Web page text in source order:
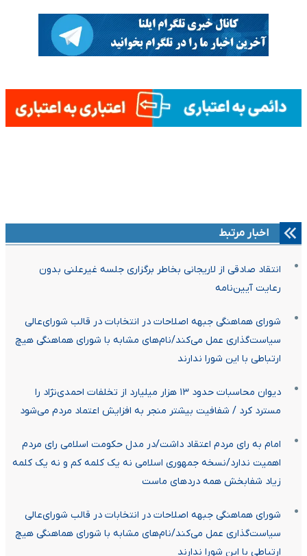
اخبار مرتبط
انتقاد صادقی از لاریجانی بخاطر برگزاری جلسه غیرعلنی بدون
رعایت آیین‌نامه
شورای هماهنگی جبهه اصلاحات در انتخابات در قالب شورای‌عالی
سیاست‌گذاری عمل می‌کند/نام‌های مشابه با شورای هماهنگی هیچ
ارتباطی با این شورا ندارند
دیوان محاسبات حدود ۱۳ هزار میلیارد از تخلفات احمدی‌نژاد را
مسترد کرد / شفافیت بیشتر منجر به افزایش اعتماد مردم می‌شود
امام به رای مردم اعتقاد داشت/در مدل حکومت اسلامی رای مردم
اهمیت ندارد/نسخه جمهوری اسلامی نه یک کلمه کم و نه یک کلمه
زیاد شفابخش همه دردهای ماست
شورای هماهنگی جبهه اصلاحات در انتخابات در قالب شورای‌عالی
سیاست‌گذاری عمل می‌کند/نام‌های مشابه با شورای هماهنگی هیچ
ارتباطی با این شورا ندارند